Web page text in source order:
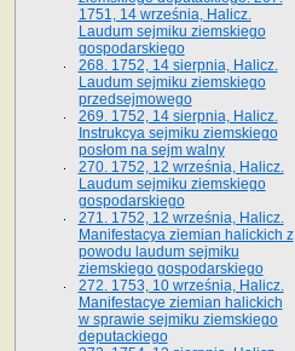
1751, 14 września, Halicz.
Laudum sejmiku ziemskiego
gospodarskiego
268. 1752, 14 sierpnia, Halicz.
Laudum sejmiku ziemskiego
przedsejmowego
269. 1752, 14 sierpnia, Halicz.
Instrukcya sejmiku ziemskiego
posłom na sejm walny
270. 1752, 12 września, Halicz.
Laudum sejmiku ziemskiego
gospodarskiego
271. 1752, 12 września, Halicz.
Manifestacya ziemian halickich z
powodu laudum sejmiku
ziemskiego gospodarskiego
272. 1753, 10 września, Halicz.
Manifestacye ziemian halickich
w sprawie sejmiku ziemskiego
deputackiego